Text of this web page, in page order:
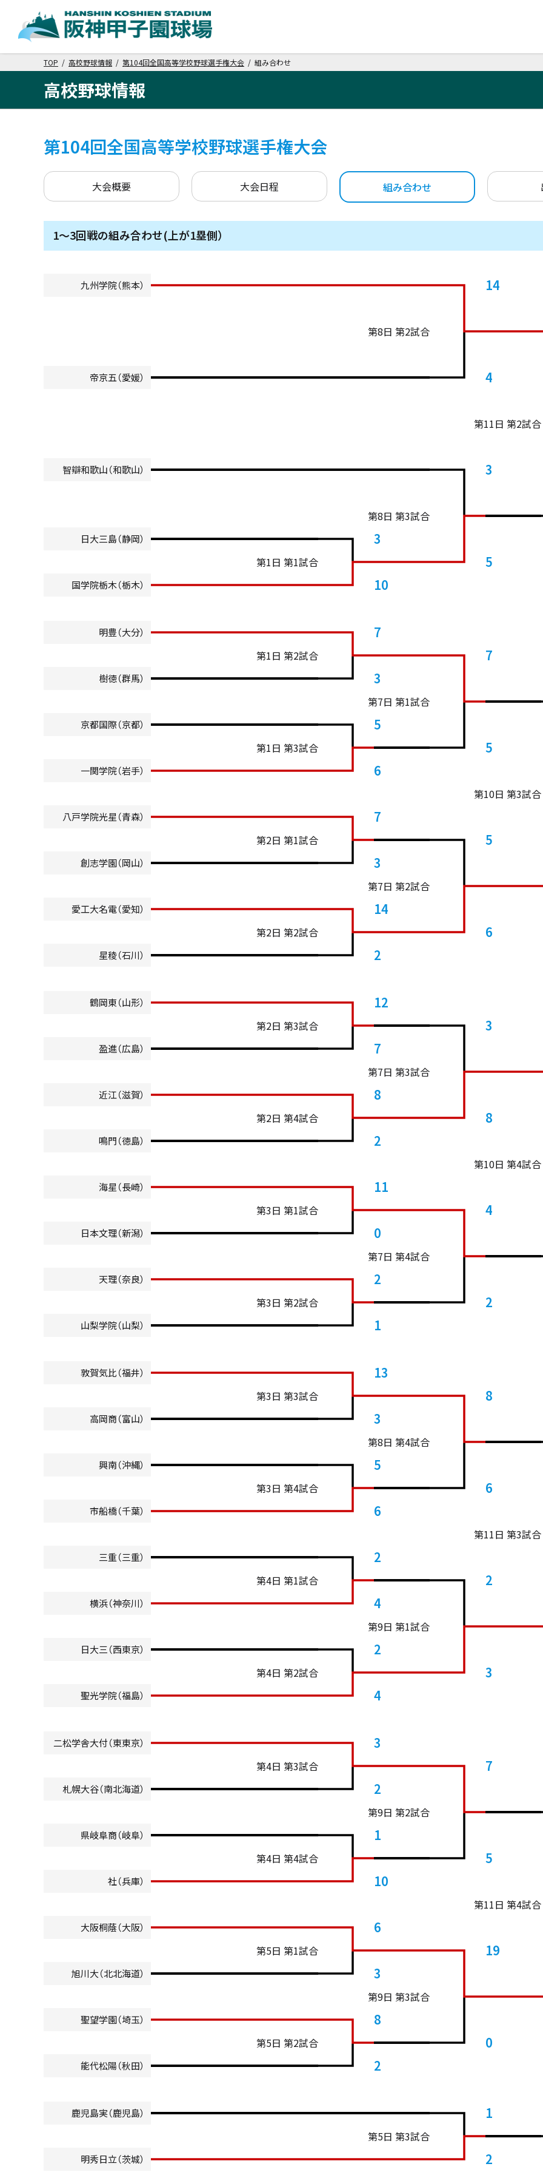
TOP / 高校野球情報 / 第104回全国高等学校野球選手権大会 / 組み合わせ
高校野球情報
第104回全国高等学校野球選手権大会
大会概要 大会日程 組み合わせ
1～3回戦の組み合わせ(上が1塁側）
九州学院（熊本） 14
第8日 第2試合
帝京五（愛媛） 4
第11日 第2試合
智辯和歌山（和歌山） 3
第8日 第3試合
日大三島（静岡） 3
第1日 第1試合 5
国学院栃木（栃木） 10
明豊（大分） 7
第1日 第2試合 7
樹徳（群馬） 3
第7日 第1試合
京都国際（京都） 5
第1日 第3試合 5
一関学院（岩手） 6
第10日 第3試合
八戸学院光星（青森） 7
第2日 第1試合 5
創志学園（岡山） 3
第7日 第2試合
愛工大名電（愛知） 14
第2日 第2試合 6
星稜（石川） 2
鶴岡東（山形） 12
第2日 第3試合 3
盈進（広島） 7
第7日 第3試合
近江（滋賀） 8
第2日 第4試合 8
鳴門（徳島） 2
第10日 第4試合
海星（長崎） 11
第3日 第1試合 4
日本文理（新潟） 0
第7日 第4試合
天理（奈良） 2
第3日 第2試合 2
山梨学院（山梨） 1
敦賀気比（福井） 13
第3日 第3試合 8
高岡商（富山） 3
第8日 第4試合
興南（沖縄） 5
第3日 第4試合 6
市船橋（千葉） 6
第11日 第3試合
三重（三重） 2
第4日 第1試合 2
横浜（神奈川） 4
第9日 第1試合
日大三（西東京） 2
第4日 第2試合 3
聖光学院（福島） 4
二松学舎大付（東東京） 3
第4日 第3試合 7
札幌大谷（南北海道） 2
第9日 第2試合
県岐阜商（岐阜） 1
第4日 第4試合 5
社（兵庫） 10
第11日 第4試合
大阪桐蔭（大阪） 6
第5日 第1試合 19
旭川大（北北海道） 3
第9日 第3試合
聖望学園（埼玉） 8
第5日 第2試合 0
能代松陽（秋田） 2
鹿児島実（鹿児島） 1
第5日 第3試合
明秀日立（茨城） 2